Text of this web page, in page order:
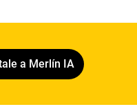
a Merlín IA